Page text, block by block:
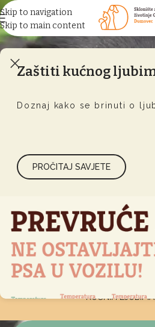
Skip to navigation
Skip to main content
Zaštiti kućnog
Doznaj kako se brinuti o
PROČITAJ SAVJETE
KUĆNIH